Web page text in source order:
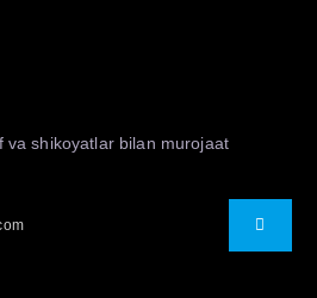
va shikoyatlar bilan murojaat